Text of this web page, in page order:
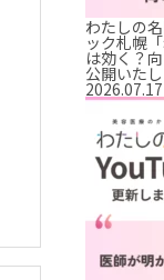
わたしの
ック札幌
は効く？
公開いたし
2026.07.17